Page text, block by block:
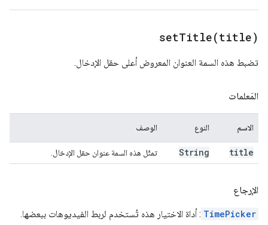
setTitle(title)
تضبط هذه السمة العنوان المعروض أعلى حقل الإدخال.
المَعلمات
الاسم النوع الوصف
title
String تمثّل هذه السمة عنوان حقل الإدخال.
الإرجاع
TimePicker : أداة الاختيار هذه تُستخدم لربط الفيديوهات ببعضها.